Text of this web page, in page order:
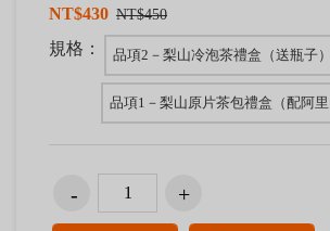
NT$430 NT$450
規格： 品項2－梨山冷泡茶禮盒（送瓶子）
品項1－梨山原片茶包禮盒（配阿里